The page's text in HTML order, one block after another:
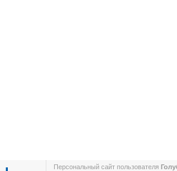
Персональный сайт пользователя